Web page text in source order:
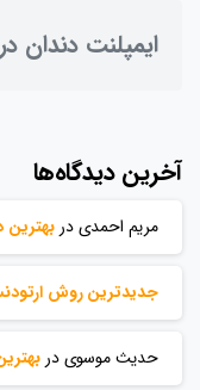
ایمپلنت دندان
آخرین دیدگاه‌ها
مریم احمدیدر بهترین
جدیدترین روش
حدیث موسویدر